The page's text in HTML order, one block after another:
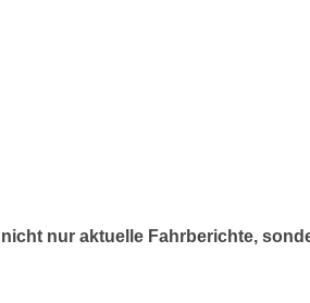
nur aktuelle Fahrberichte,